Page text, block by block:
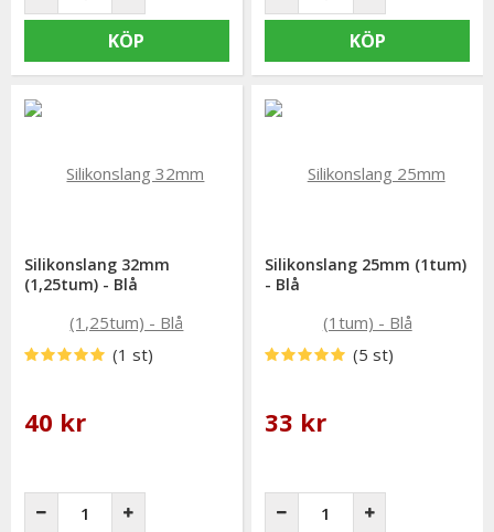
KÖP KÖP
Silikonslang 32mm
(1,25tum) - Blå
(1 st)
40 kr
Silikonslang 25mm (1tum)
- Blå
(5 st)
33 kr